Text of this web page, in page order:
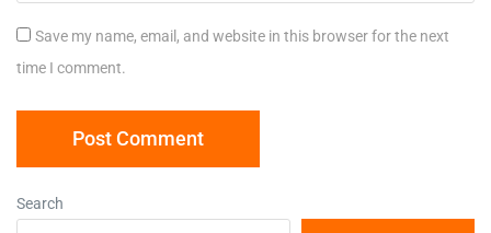
Save my name, email, and website in this browser for the next
time I comment.
Search